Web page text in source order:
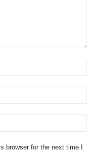
browser for the next time I